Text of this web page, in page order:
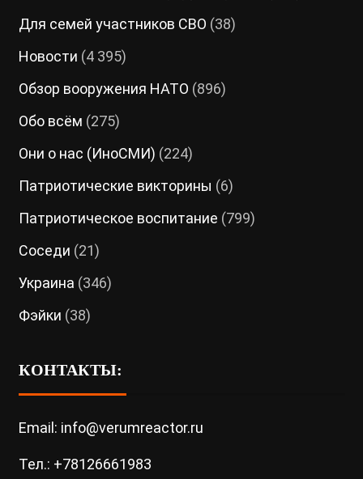
Для семей участников СВО (38)
Новости (4 395)
Обзор вооружения НАТО (896)
Обо всём (275)
Они о нас (ИноСМИ) (224)
Патриотические викторины (6)
Патриотическое воспитание (799)
Соседи (21)
Украина (346)
Фэйки (38)
КОНТАКТЫ:
Email: info@verumreactor.ru
Тел.: +78126661983